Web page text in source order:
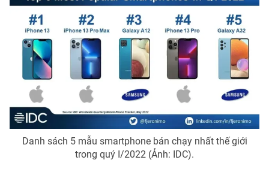
Hậu trường
Nhân vật
Khán giả
Giải sao mai
Điện ảnh
Âm nhạc
Đời sống
Du lịch
Làm đẹp
Chất lượng cuộc sống
Giáo dục
Tuyển sinh
Học trực tuyến
Công nghệ
Hitech Công nghệ tương lai
Sản phẩm
Giao lưu trực tuyến
Danh sách 5 mẫu smartphone bán chạy nhất thế giới
trong quý I/2022 (Ảnh: IDC).